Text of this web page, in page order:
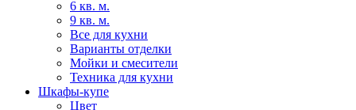
6 кв. м.
9 кв. м.
Все для кухни
Варианты отделки
Мойки и смесители
Техника для кухни
Шкафы-купе
Цвет